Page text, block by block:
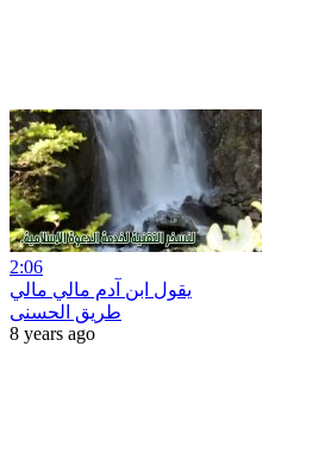
2:06
يقول ابن آدم مالي مالي
طريق الحسنى
8 years ago